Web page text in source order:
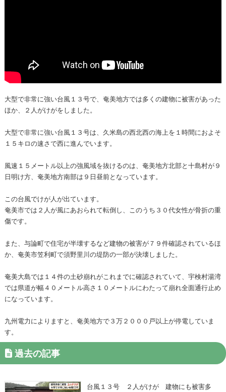
大型で非常に強い台風１３号で、奄美地方では多くの建物に被害があった
ほか、２人がけがをしました。
大型で非常に強い台風１３号は、久米島の西北西の海上を１時間におよそ
１５キロの速さで西に進んでいます。
風速１５メートル以上の強風域を抜けるのは、奄美地方北部と十島村が９
日明け方、奄美地方南部は９日昼前となっています。
この台風でけが人が出ています。
奄美市では２人が風にあおられて転倒し、このうち３０代女性が骨折の重
傷です。
また、与論町で住宅が半壊するなど建物の被害が７９件確認されているほ
か、奄美市笠利町で須野里川の堤防の一部が決壊しました。
奄美大島では１４件の土砂崩れがこれまでに確認されていて、宇検村湯湾
では県道が幅４０メートル高さ１０メートルにわたって崩れ全面通行止め
になっています。
九州電力によりますと、奄美地方で３万２０００戸以上が停電していま
す。
過去の記事
台風１３号 ２人がけが 建物にも被害多